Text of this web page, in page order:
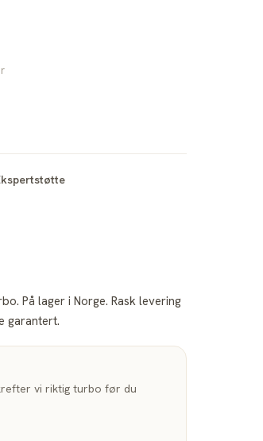
På lager i Norge. Rask levering
garantert.
vi riktig turbo før du